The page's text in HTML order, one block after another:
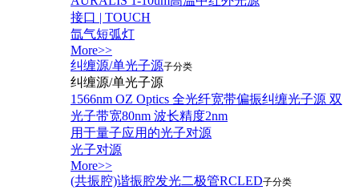
接口 | TOUCH
氙气短弧灯
More>>
纠缠源/单光子源子分类
纠缠源/单光子源
1566nm OZ Optics 全光纤宽带偏振纠缠光子源 双
光子带宽80nm 波长精度2nm
用于量子应用的光子对源
光子对源
More>>
(共振腔)谐振腔发光二极管RCLED子分类